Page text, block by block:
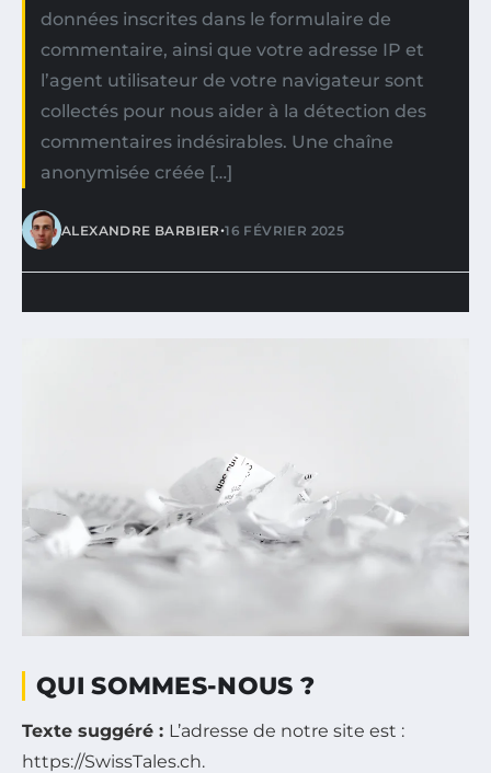
données inscrites dans le formulaire de
commentaire, ainsi que votre adresse IP et
l’agent utilisateur de votre navigateur sont
collectés pour nous aider à la détection des
commentaires indésirables. Une chaîne
anonymisée créée […]
ALEXANDRE BARBIER•16 FÉVRIER 2025
QUI SOMMES-NOUS ?
Texte suggéré : L’adresse de notre site est :
https://SwissTales.ch.